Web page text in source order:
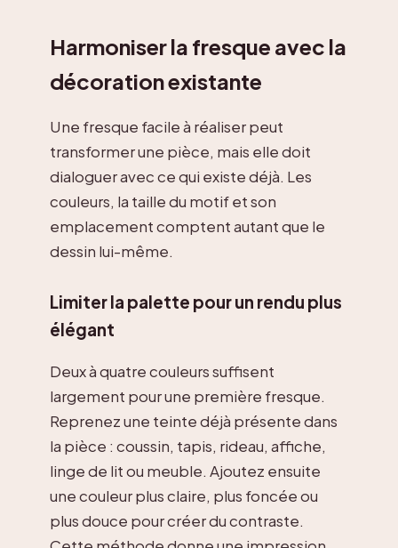
Harmoniser la fresque avec la
décoration existante
Une fresque facile à réaliser peut
transformer une pièce, mais elle doit
dialoguer avec ce qui existe déjà. Les
couleurs, la taille du motif et son
emplacement comptent autant que le
dessin lui-même.
Limiter la palette pour un rendu plus
élégant
Deux à quatre couleurs suffisent
largement pour une première fresque.
Reprenez une teinte déjà présente dans
la pièce : coussin, tapis, rideau, affiche,
linge de lit ou meuble. Ajoutez ensuite
une couleur plus claire, plus foncée ou
plus douce pour créer du contraste.